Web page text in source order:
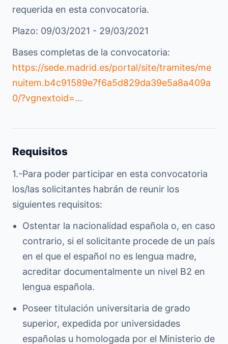
requerida en esta convocatoria.
Plazo: 09/03/2021 - 29/03/2021
Bases completas de la convocatoria:
https://sede.madrid.es/portal/site/tramites/me
nuitem.b4c91589e7f6a5d829da39e5a8a409a
0/?vgnextoid=...
Requisitos
1.-Para poder participar en esta convocatoria
los/las solicitantes habrán de reunir los
siguientes requisitos:
Ostentar la nacionalidad española o, en caso
contrario, si el solicitante procede de un país
en el que el español no es lengua madre,
acreditar documentalmente un nivel B2 en
lengua española.
Poseer titulación universitaria de grado
superior, expedida por universidades
españolas u homologada por el Ministerio de